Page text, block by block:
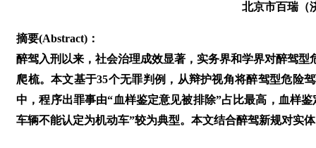
北京市百瑞（
摘要(Abstract)：
醉驾入刑以来，社会治理成效显著，实务界和学界对醉驾
爬梳。本文基于35个无罪判例，从辩护视角将醉驾型危险
中，程序出罪事由“血样鉴定意见被排除”占比最高，血样
车辆不能认定为机动车”较为典型。本文结合醉驾新规对实